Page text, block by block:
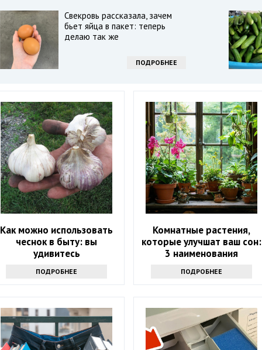
Свекровь рассказала, зачем
бьет яйца в пакет: теперь
делаю так же
ПОДРОБНЕЕ
Как можно использовать
чеснок в быту: вы
удивитесь
ПОДРОБНЕЕ
Комнатные растения,
которые улучшат ваш сон:
3 наименования
ПОДРОБНЕЕ